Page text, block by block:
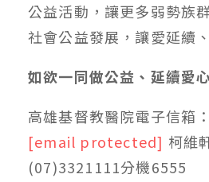
公益活動，讓更多弱勢族
社會公益發展，讓愛延續
如欲一同做公益、延續愛
高雄基督教醫院電子信箱：
[email protected] 柯維
(07)3321111分機6555